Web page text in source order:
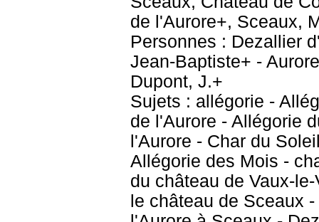
de l'Aurore+, Sceaux,
Personnes : Dezallier
Jean-Baptiste+ -
Dupont, J.+
Sujets : allégorie -
de l'Aurore - Allégorie
l'Aurore - Char du
Allégorie des Mois -
du château de Vaux-
le château de Sceaux